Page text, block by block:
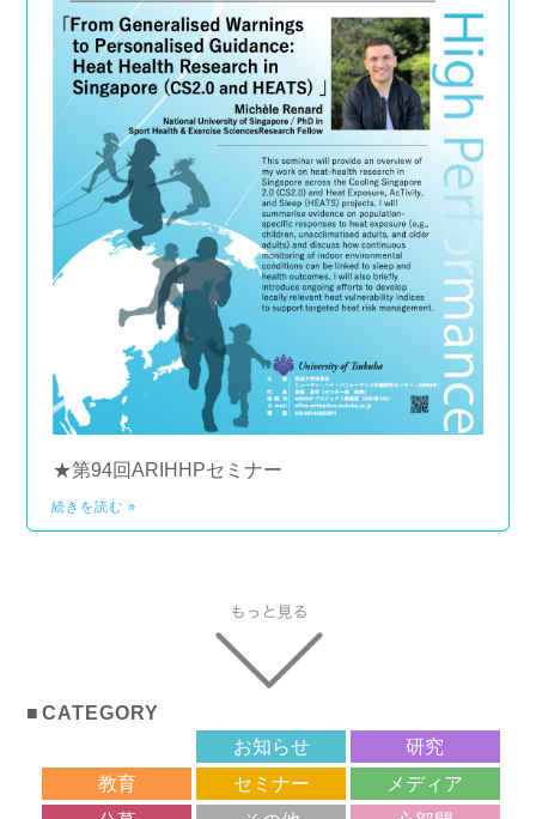
★第94回ARIHHPセミナー
続きを読む »
CATEGORY
お知らせ
研究
教育
セミナー
メディア